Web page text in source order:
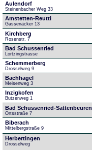
Aulendorf
Steinenbacher Weg 33
Amstetten-Reutti
Gassenäcker 13
Kirchberg
Rosenstr. 7
Bad Schussenried
Lortzingstrasse
Schemmerberg
Drosselweg 9
Bachhagel
Meisenweg 3
Inzigkofen
Butzenweg 1
Bad Schussenried-Sattenbeuren
Ortsstraße 7
Biberach
Mittelbergstraße 9
Herbertingen
Drosselweg